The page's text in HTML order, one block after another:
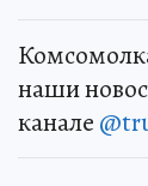
наши
канале